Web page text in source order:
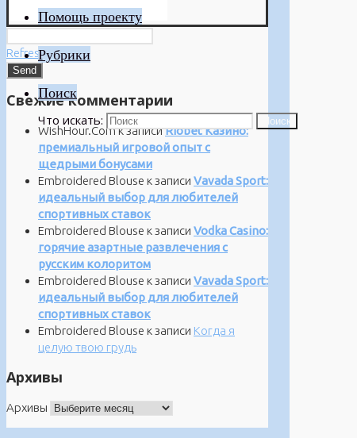
Помощь проекту
Рубрики
Поиск
Что искать: Поиск
Refresh
Свежие комментарии
WishHour.Comк записиRiobet Казино:
премиальный игровой опыт с
щедрыми бонусами
Embroidered Blouse к записи Vavada Sport:
идеальный выбор для любителей
спортивных ставок
Embroidered Blouse к записи Vodka Casino:
горячие азартные развлечения с
русским колоритом
Embroidered Blouse к записи Vavada Sport:
идеальный выбор для любителей
спортивных ставок
Embroidered Blouse к записи Когда я
целую твою грудь
Архивы
Архивы